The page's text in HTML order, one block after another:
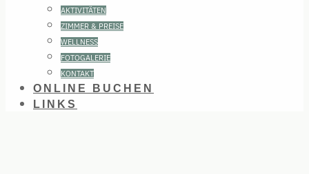
AKTIVITÄTEN
ZIMMER & PREISE
WELLNESS
FOTOGALERIE
KONTAKT
ONLINE BUCHEN
LINKS